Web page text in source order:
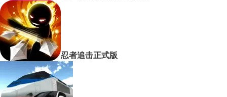
忍者追击正式版